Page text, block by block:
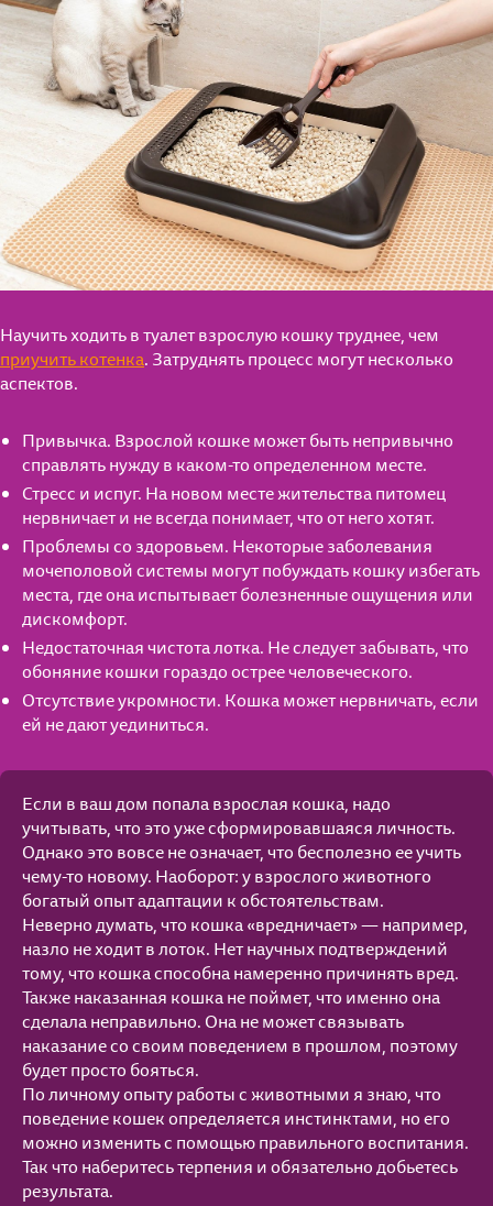
Научить ходить в туалет взрослую кошку труднее, чем
приучить котенка. Затруднять процесс могут несколько
аспектов.
Привычка. Взрослой кошке может быть непривычно
справлять нужду в каком-то определенном месте.
Стресс и испуг. На новом месте жительства питомец
нервничает и не всегда понимает, что от него хотят.
Проблемы со здоровьем. Некоторые заболевания
мочеполовой системы могут побуждать кошку избегать
места, где она испытывает болезненные ощущения или
дискомфорт.
Недостаточная чистота лотка. Не следует забывать, что
обоняние кошки гораздо острее человеческого.
Отсутствие укромности. Кошка может нервничать, если
ей не дают уединиться.
Если в ваш дом попала взрослая кошка, надо
учитывать, что это уже сформировавшаяся личность.
Однако это вовсе не означает, что бесполезно ее учить
чему-то новому. Наоборот: у взрослого животного
богатый опыт адаптации к обстоятельствам.
Неверно думать, что кошка «вредничает» — например,
назло не ходит в лоток. Нет научных подтверждений
тому, что кошка способна намеренно причинять вред.
Также наказанная кошка не поймет, что именно она
сделала неправильно. Она не может связывать
наказание со своим поведением в прошлом, поэтому
будет просто бояться.
По личному опыту работы с животными я знаю, что
поведение кошек определяется инстинктами, но его
можно изменить с помощью правильного воспитания.
Так что наберитесь терпения и обязательно добьетесь
результата.